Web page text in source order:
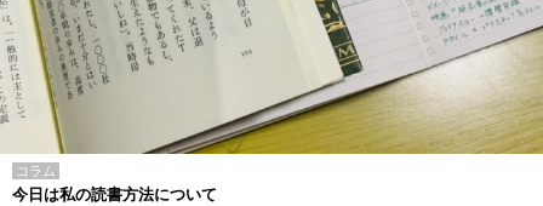
コラム
今日は私の読書方法について